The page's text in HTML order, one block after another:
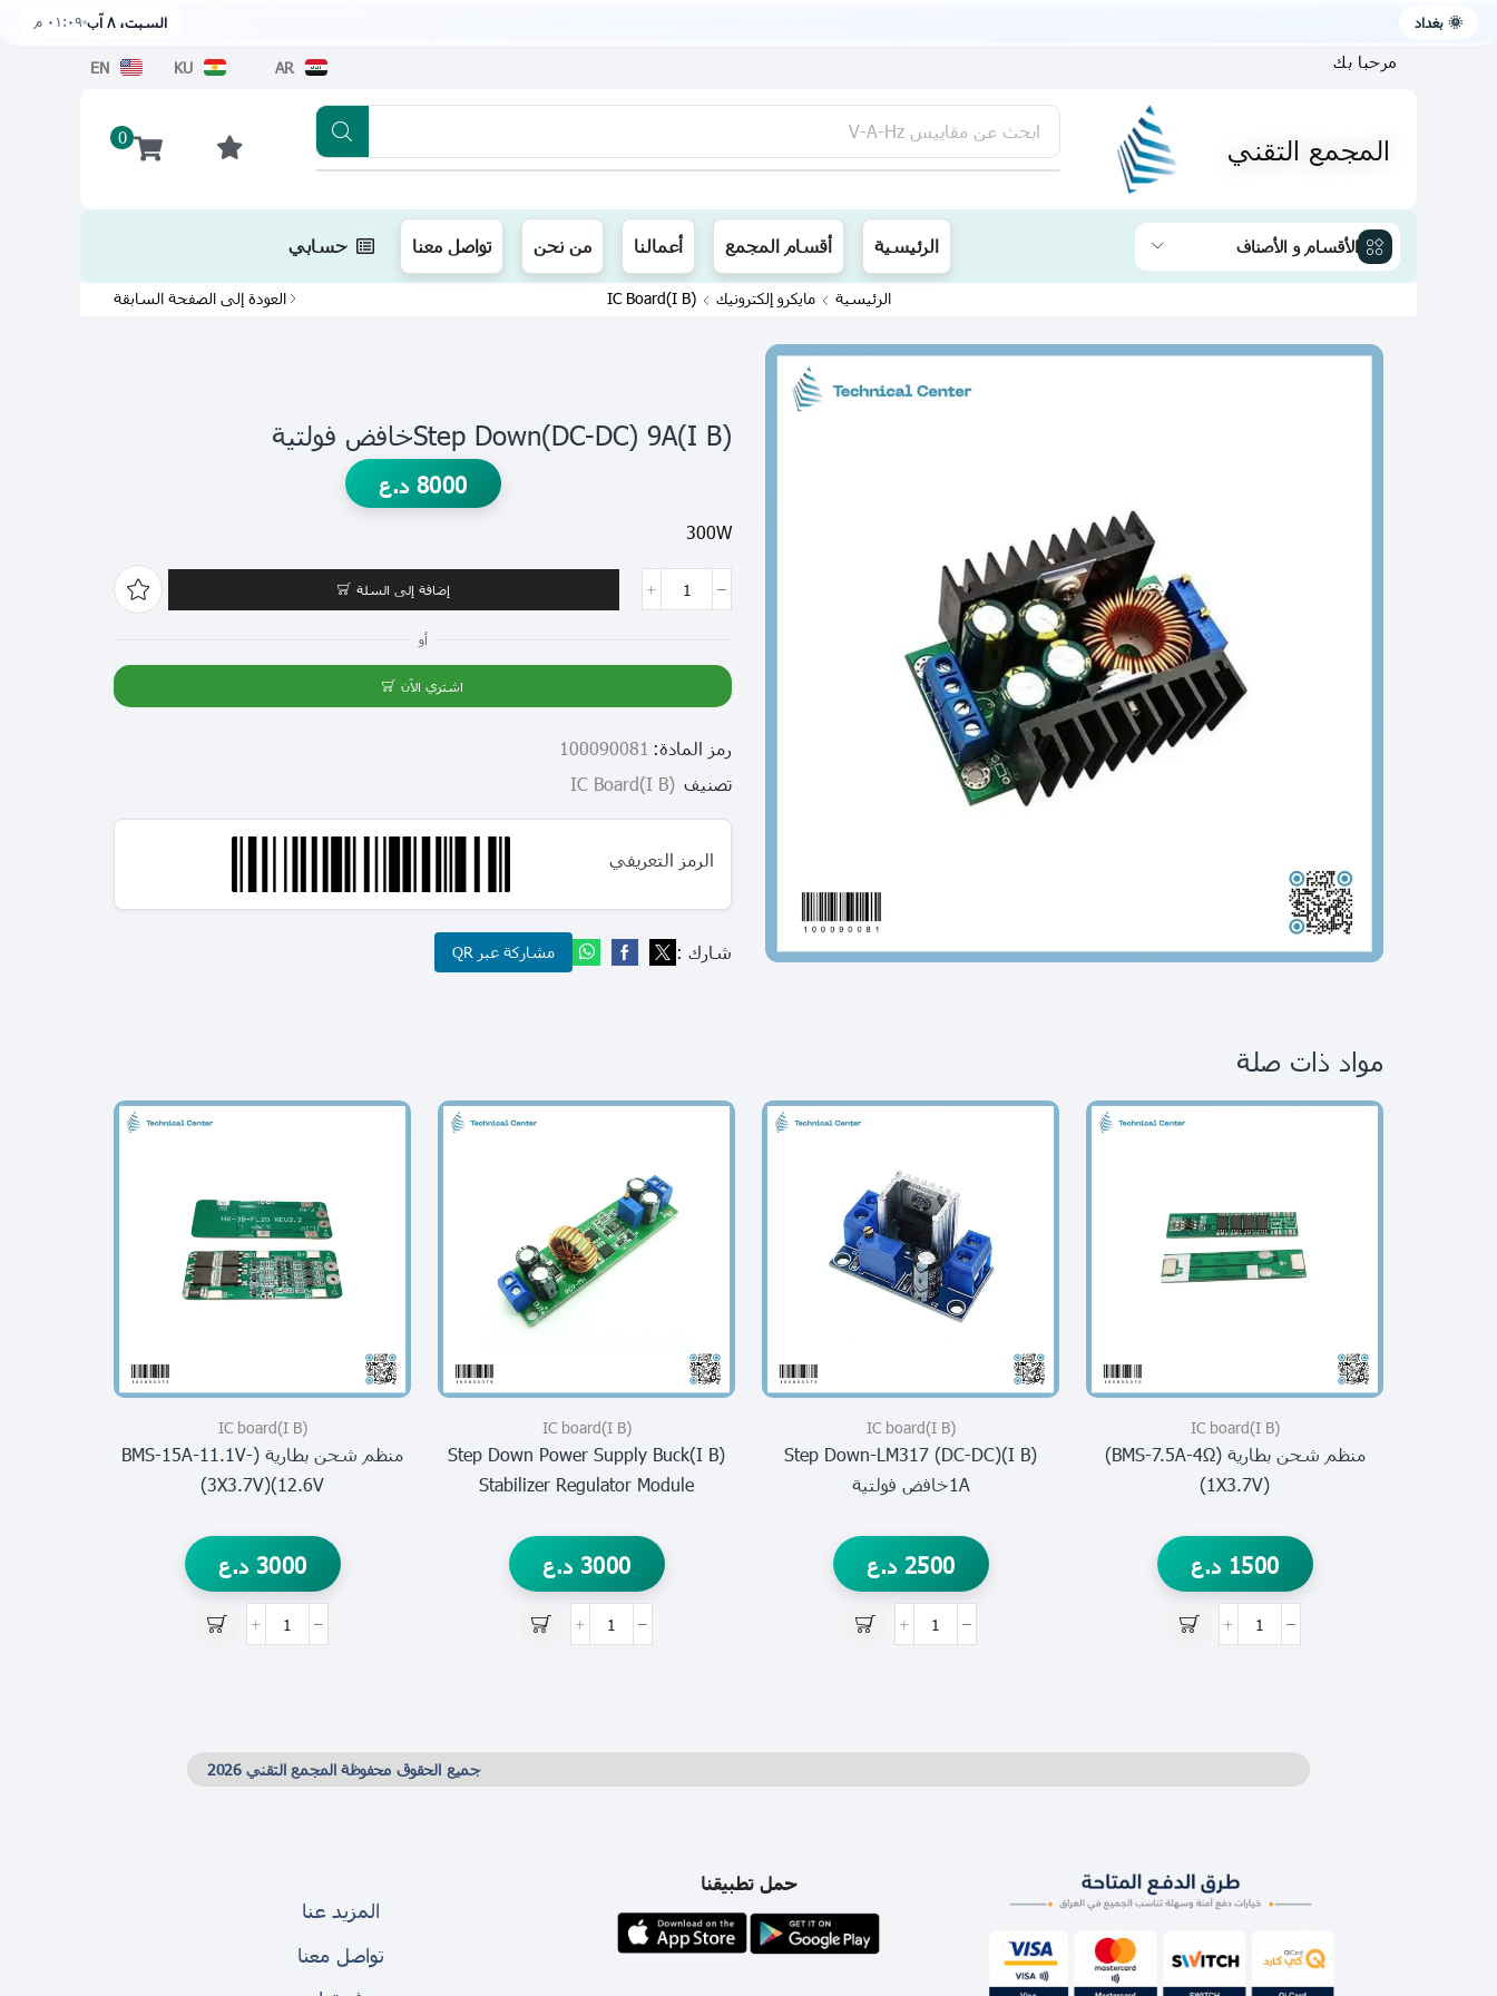
🌞 بغداد السبت، ٨ آب ٠١:٠٩ م
AR
KU
EN مرحبا بك
المجمع التقني 0 ابحث عن مقاييس V-A-Hz
يتوفر لدينا توصيل الى جميع محافظات العراق تطبيقنا متوفر الآن على متجر أبل اضغط
الأقسام و الأصناف الرئيسية أقسام المجمع أعمالنا من نحن تواصل معنا حسابي
الرئيسية مايكرو إلكترونيك (I B)IC Board العودة إلى الصفحة السابقة
(I B)step Down(DC-DC) 9Aخافض فولتية
8000 د.ع
300W
إضافة إلى السلة
أو
اشتري الآن
رمز المادة: 100090081
تصنيف (I B)IC Board
الرمز التعريفي
شارك : مشاركة عبر QR
مواد ذات صلة
(I B)IC board
منظم شحن بطارية (BMS-7.5A-4Ω)
(1X3.7V)
1500 د.ع
(I B)IC board
(I B)step Down-LM317 (DC-DC)
1Aخافض فولتية
2500 د.ع
(I B)IC board
(I B)step Down Power Supply Buck
Stabilizer Regulator Module
3000 د.ع
(I B)IC board
منظم شحن بطارية (BMS-15A-11.1V-
12.6V)(3X3.7V)
3000 د.ع
جميع الحقوق محفوظة المجمع التقني 2026
حمل تطبيقنا
المزيد عنا
تواصل معنا